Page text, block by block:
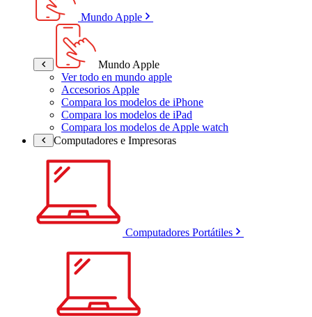
Mundo Apple
Mundo Apple
Ver todo en mundo apple
Accesorios Apple
Compara los modelos de iPhone
Compara los modelos de iPad
Compara los modelos de Apple watch
Computadores e Impresoras
Computadores Portátiles